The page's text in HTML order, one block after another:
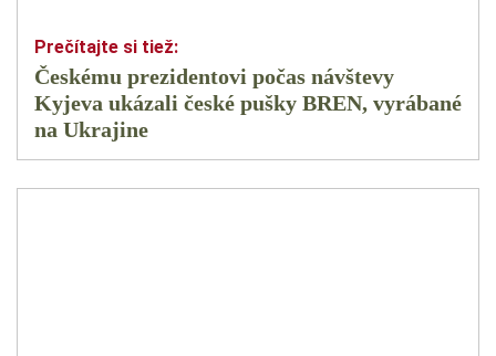
Českému prezidentovi počas návštevy
Kyjeva ukázali české pušky BREN, vyrábané
na Ukrajine